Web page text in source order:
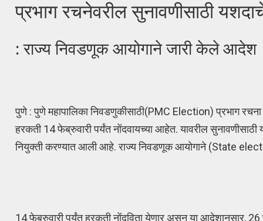
प्रभाग रचनेवरील सुनावणीसाठी
: राज्य निवडणूक आयोगाने जारी केले आदेश
पुणे : पुणे महापालिका निवडणुकीसाठी(PMC Election) प्रभाग
हरकती 14 फेब्रुवारी पर्यंत नोंदवायच्या आहेत. यावरील
नियुक्ती करण्यात आली आहे. राज्य निवडणूक आयोगाने (State
14 फेब्रुवारी पर्यंत हरकती नोंदविता येणार असून या आदेशानुसार, 26